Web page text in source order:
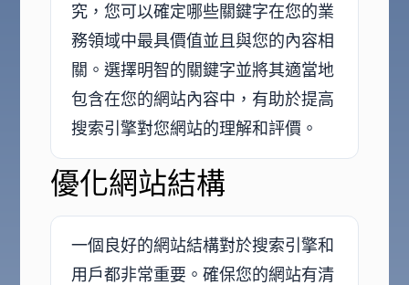
究，您可以確定哪些關鍵字在您的業
務領域中最具價值並且與您的內容相
關。選擇明智的關鍵字並將其適當地
包含在您的網站內容中，有助於提高
搜索引擎對您網站的理解和評價。
優化網站結構
一個良好的網站結構對於搜索引擎和
用戶都非常重要。確保您的網站有清